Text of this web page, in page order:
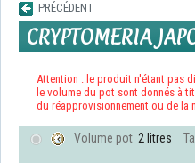
INFOS
PRÉCÉDENT
CRYPTOMERIA
Attention : le produit n'étant pas
le volume du pot sont donnés à
du réapprovisionnement ou de la
Volume pot 2 litres